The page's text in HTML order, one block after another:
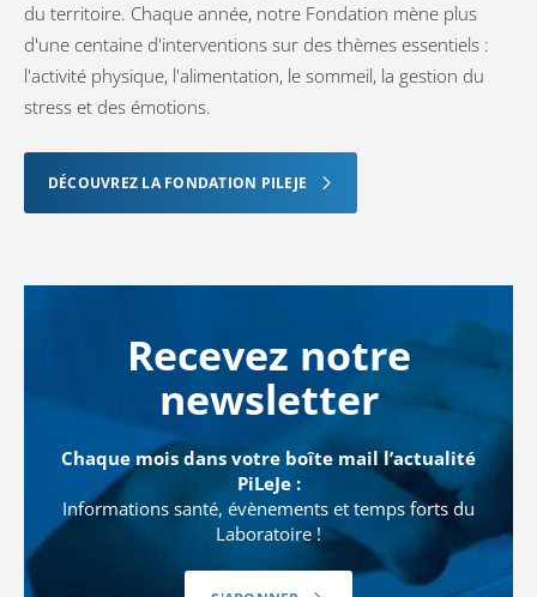
du territoire. Chaque année, notre Fondation mène plus
d'une centaine d'interventions sur des thèmes essentiels :
l'activité physique, l'alimentation, le sommeil, la gestion du
stress et des émotions.
DÉCOUVREZ LA FONDATION PILEJE
Recevez notre
newsletter
Chaque mois dans votre boîte mail l’actualité
PiLeJe :
Informations santé, évènements et temps forts du
Laboratoire !